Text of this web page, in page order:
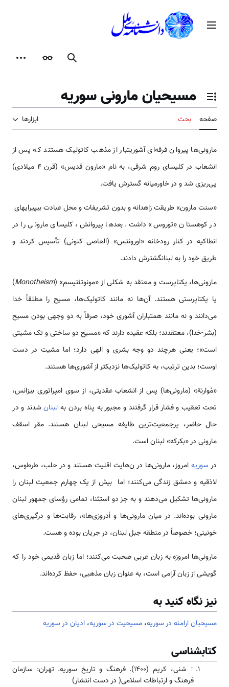
محتوامنوی اصلی
جستجوظاهر
تغییر وضعیت فهرست محتویات
مسیحیان مارونی سوریه
صفحه بحث ابزارها
مارونی‌‌‌‌‌‌‌‌‌‌‌ها پیروان فرقه‌ای آشوری­تبار از مذهب کاتولیک هستند که پس از
انشعاب در کلیسای روم شرقی، به نام «مارون قدیس» (قرن 4 میلادی)
پی‌ریزی شد و در خاورمیانه گسترش یافت.
«سنت مارون» طریقت زاهدانه­ و بدون تشریفات و محل عبادت بی­پیرایه­ای ​​
در کوهستان «توروس» داشت. بعد‌‌‌‌‌‌‌‌‌‌ها پیروانش، کلیسای مارونی را در
انطاکیه در کنار رودخانه «اورونتس» (العاصی کنونی) تأسیس کردند و
طریق خود را به لبنانگشترش دادند.
مارونی­‌‌‌‌‌‌‌‌‌‌ها، یکتاپرست و معتقد به شکلی از «مونوتئتیسم» (Monotheism
)
یا یکتاپرستی هستند. آن­‌‌‌‌‌‌‌‌‌‌ها نه مانند کاتولیک­‌‌‌‌‌‌‌‌‌‌ها، مسیح را مطلقاً خدا
‌‌‌می‌دانند و نه مانند هم­تباران آشوری خود، صرفاً به دو وجهی بودن مسیح
(بشر-خدا)، معتقدند؛ بلکه عقیده دارند که «مسیح دو ساختی و تک مشیتی
‌‌‌است»؛ یعنی هرچند دو وجه بشری و الهی دارد؛ اما مشیت در دست
اوست؛ بدین ترتیب، به کاتولیک­‌‌‌‌‌‌‌‌‌‌ها نزدیک­تر از آشوری­‌‌‌‌‌‌‌‌‌‌ها هستند.
«مُوارنة» (مارونی­‌‌‌‌‌‌‌‌‌‌ها) پس از انشعاب عقدیتی، از سوی امپراتوری بیزانس،
تحت تعقیب و فشار قرار گرفتند و مجبور به پناه بردن به لبنانشدند و در
حال حاضر، پرجمعیت­‌‌‌‌‌‌‌‌‌‌‌ترین طایفه مسیحی لبنان هستند. مقر اسقف
مارونی در «بکرکه» لبنان ‌‌‌است.
در سوریهامروز، مارونی­‌‌‌‌‌‌‌‌‌‌ها در ن‌‌‌‌‌‌‌‌‌‌هایت اقلیت هستند و در حلب، طرطوس،
لاذقیه و دمشق زندگی ‌‌‌‌‌‌‌‌‌‌می‌کنند؛ اما بیش از یک ‌‌‌‌‌‌‌‌‌‌چهارم جمعیت لبنان را
مارونی‌‌‌‌‌‌‌‌‌‌‌ها تشکیل ‌‌‌‌‌‌‌‌‌‌می‌دهند و به جز دو ‌‌‌استثنا، تمامی رؤسای جمهور لبنان
مارونی بوده‌‌‌‌‌‌‌‌‌‌اند. در میان مارونی­‌‌‌‌‌‌‌‌‌‌ها و أدروزی­‌‌‌‌‌‌‌‌‌‌ها»، رقابت­‌‌‌‌‌‌‌‌‌‌ها و درگیری­‌‌‌‌‌‌‌‌‌‌های
خونینی؛ خصوصاً در منطقه جبل لبنان، در جریان بوده و هست.
مارونی‌‌‌‌‌‌‌‌‌‌‌ها امروزه به زبان عربی صحبت ‌‌‌‌‌‌‌‌‌‌می‌کنند؛ اما زبان قدیمی خود را که
گویشی از زبان آرامی ‌‌‌است، به عنوان زبان مذهبی، حفظ کرده‌‌‌‌‌‌‌‌‌‌اند.
نیز نگاه کنید به
مسیحیان ارامنه در سوریه، مسيحيت در سوریه، ادیان در سوریه
کتابشناسی
↑
شنی، کریم (۱۴۰۰). فرهنگ و تاریخ سوریه. تهران: سازمان
فرهنگ و ارتباطات اسلامی( در دست انتشار)